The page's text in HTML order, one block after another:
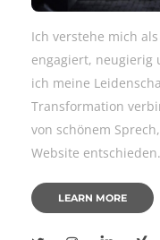
Ich verstehe mich
engagiert, neugierig
ich meine
Transformation
von schönem
Website entschieden.
LEARN MORE